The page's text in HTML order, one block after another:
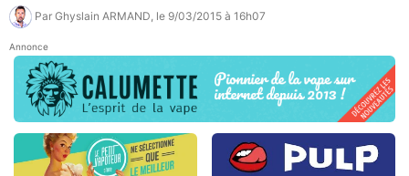
Par Ghyslain ARMAND , le 9/03/2015 à 16h07
Annonce